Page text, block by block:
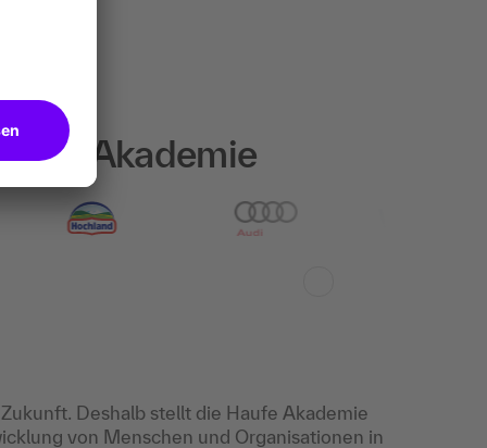
Akademie
Deshalb stellt die Haufe Akademie
von Menschen und Organisationen in